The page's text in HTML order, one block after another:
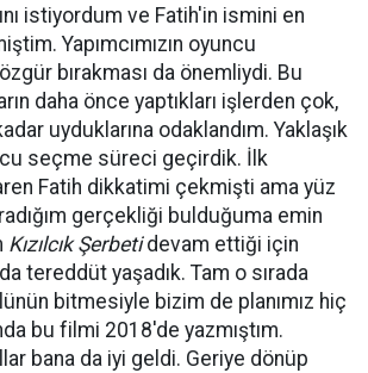
istiyordum ve Fatih'in ismini en
Yapımcımızın oyuncu
bırakması da önemliydi. Bu
daha önce yaptıkları işlerden çok,
uyduklarına odaklandım. Yaklaşık
seçme süreci geçirdik. İlk
Fatih dikkatimi çekmişti ama yüz
gerçekliği bulduğuma emin
Kızılcık Şerbetidevam ettiği için
tereddüt yaşadık. Tam o sırada
bitmesiyle bizim de planımız hiç
bu filmi 2018'de yazmıştım.
bana da iyi geldi. Geriye dönüp